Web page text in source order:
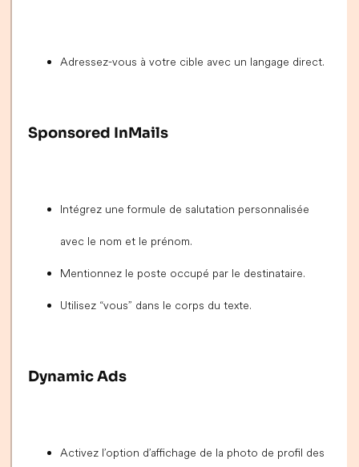
Adressez-vous à votre cible avec un langage direct.
Sponsored InMails
Intégrez une formule de salutation personnalisée
avec le nom et le prénom.
Mentionnez le poste occupé par le destinataire.
Utilisez “vous” dans le corps du texte.
Dynamic Ads
Activez l’option d’affichage de la photo de profil des